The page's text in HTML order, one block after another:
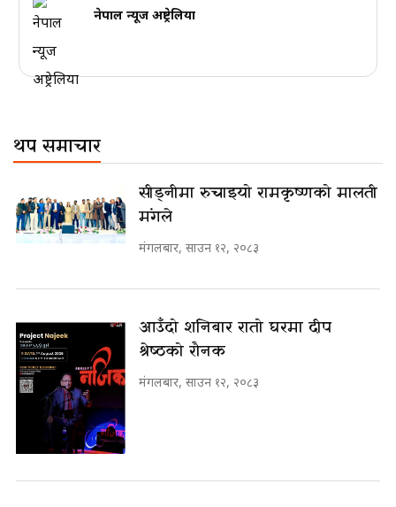
नेपाल न्यूज अष्ट्रेलिया
थप समाचार
सीड्नीमा रुचाइयो रामकृष्णको मालती
मंगले
मंगलबार, साउन १२, २०८३
आउँदो शनिबार रातो घरमा दीप
श्रेष्ठको रौनक
मंगलबार, साउन १२, २०८३